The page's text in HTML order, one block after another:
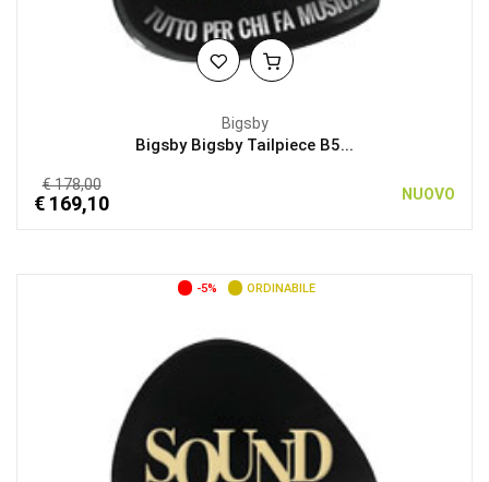
Bigsby
Bigsby Bigsby Tailpiece B5...
€ 178,00
€ 169,10 NUOVO
-5% ORDINABILE